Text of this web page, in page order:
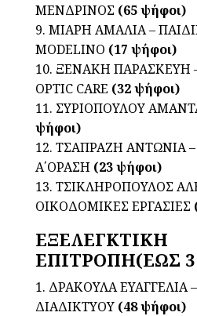
ΜΕΝΔΡΙΝΟΣ (65 ψήφοι)
9. ΜΙΑΡΗ ΑΜΑΛΙΑ –
MODELINO (17 ψήφοι)
10. ΞΕΝΑΚΗ ΠΑΡΑΣΚΕΥΗ
OPTIC CARE (32 ψήφοι)
11. ΣΥΡΙΟΠΟΥΛΟΥ
ψήφοι)
12. ΤΣΑΠΡΑΖΗ ΑΝΤΩΝΙΑ
Α΄ΟΡΑΣΗ (23 ψήφοι)
13. ΤΣΙΚΛΗΡΟΠΟΥΛΟΣ
ΟΙΚΟΔΟΜΙΚΕΣ ΕΡΓΑΣΙΕΣ
ΕΞΕΛΕΓΚΤΙΚΗ
ΕΠΙΤΡΟΠΗ(ΕΩΣ 3
1. ΔΡΑΚΟΥΛΑ ΕΥΑΓΓΕΛΙΑ
ΔΙΑΔΙΚΤΥΟΥ (48 ψήφοι)